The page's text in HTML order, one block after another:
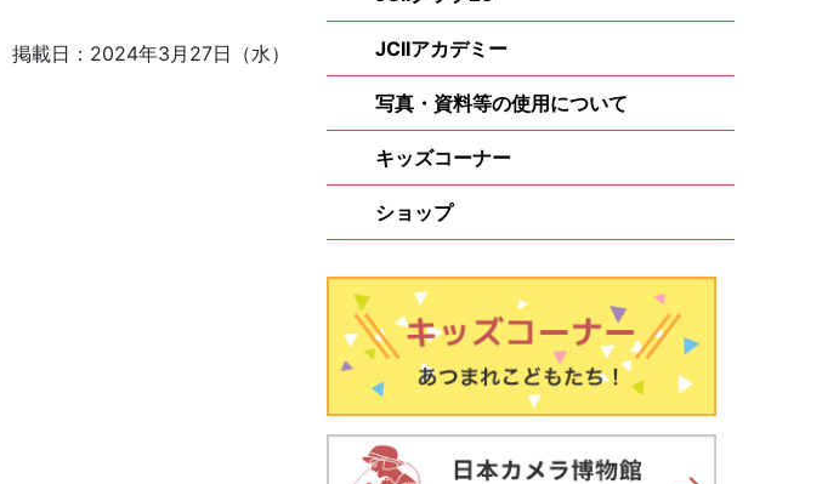
掲載日：2024年3月27日（水） JCIIアカデミー
写真・資料等の使用について
キッズコーナー
ショップ